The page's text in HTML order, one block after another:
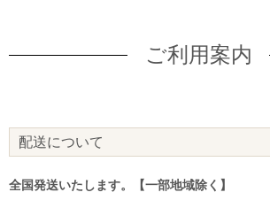
ご利用案内
配送について
全国発送いたします。【一部地域除く】